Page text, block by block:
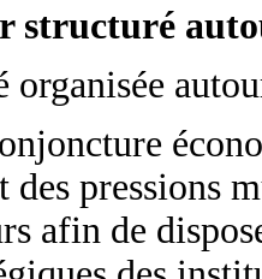
structuré
organisée
des pressions
afin de